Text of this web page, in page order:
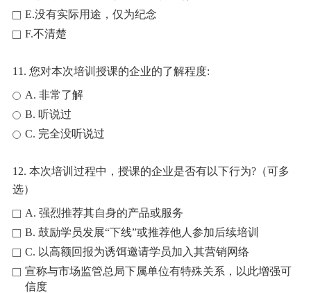
E.没有实际用途，仅为纪念
F.不清楚
11. 您对本次培训授课的企业的了解程度:
A. 非常了解
B. 听说过
C. 完全没听说过
12. 本次培训过程中，授课的企业是否有以下行为?（可多
选）
A. 强烈推荐其自身的产品或服务
B. 鼓励学员发展“下线”或推荐他人参加后续培训
C. 以高额回报为诱饵邀请学员加入其营销网络
宣称与市场监管总局下属单位有特殊关系，以此增强可
信度